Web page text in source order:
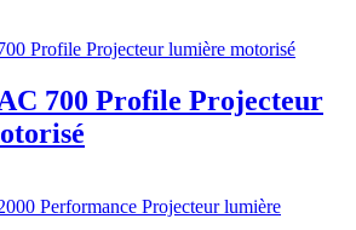
700 Profile Projecteur